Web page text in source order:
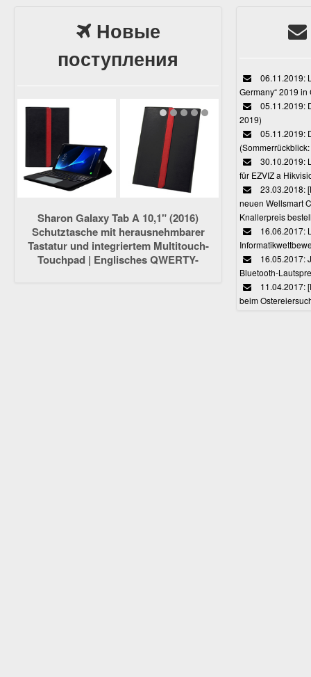
Новые
поступления
Sharon Galaxy Tab A 10,1" (2016)
Schutztasche mit herausnehmbarer
Tastatur und integriertem Multitouch-
Touchpad | Englisches QWERTY-
06.11.2019:
Germany“ 2019
05.11.2019:
2019)
05.11.2019:
30.10.2019:
für EZVIZ a
23.03.2018:
neuen Wellsmart
Knallerpreis
16.06.2017:
16.05.2017:
Bluetooth-
11.04.2017:
beim